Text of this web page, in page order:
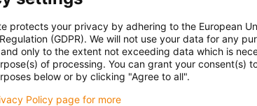
Getränkeauslauf
Tassen. Mithilfe
der vorgegebene Abstand
Vorderansicht
protects your privacy by adhering to the European
(GDPR). We will not use your data for any
only to the extent not exceeding data which is
of processing. You can grant your consent(s)
below or by clicking "Agree to all".
Policy page for more